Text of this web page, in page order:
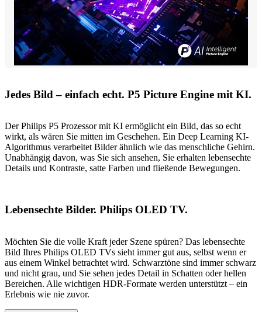
Jedes Bild – einfach echt. P5 Picture Engine mit KI.
Der Philips P5 Prozessor mit KI ermöglicht ein Bild, das so echt
wirkt, als wären Sie mitten im Geschehen. Ein Deep Learning KI-
Algorithmus verarbeitet Bilder ähnlich wie das menschliche Gehirn.
Unabhängig davon, was Sie sich ansehen, Sie erhalten lebensechte
Details und Kontraste, satte Farben und fließende Bewegungen.
Lebensechte Bilder. Philips OLED TV.
Möchten Sie die volle Kraft jeder Szene spüren? Das lebensechte
Bild Ihres Philips OLED TVs sieht immer gut aus, selbst wenn er
aus einem Winkel betrachtet wird. Schwarztöne sind immer schwarz
und nicht grau, und Sie sehen jedes Detail in Schatten oder hellen
Bereichen. Alle wichtigen HDR-Formate werden unterstützt – ein
Erlebnis wie nie zuvor.